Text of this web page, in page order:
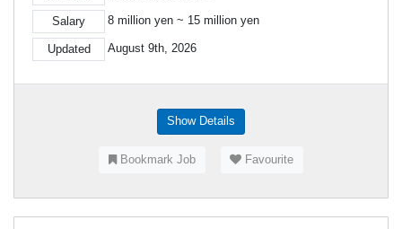
Salary 8 million yen ~ 15 million yen
Updated August 9th, 2026
Show Details
Bookmark Job Favourite